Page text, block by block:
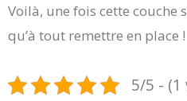
Voilà, une fois cette couche
qu’à tout remettre en place !
5/5 - (1